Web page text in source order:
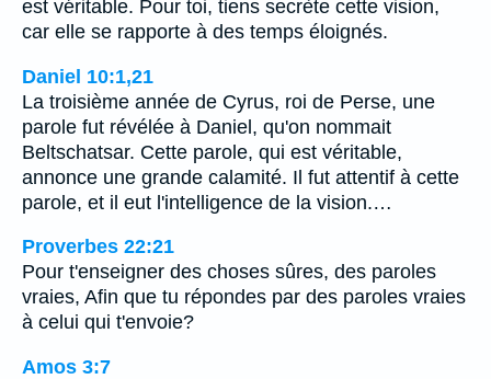
est véritable. Pour toi, tiens secrète cette vision,
car elle se rapporte à des temps éloignés.
Daniel 10:1,21
La troisième année de Cyrus, roi de Perse, une
parole fut révélée à Daniel, qu'on nommait
Beltschatsar. Cette parole, qui est véritable,
annonce une grande calamité. Il fut attentif à cette
parole, et il eut l'intelligence de la vision.…
Proverbes 22:21
Pour t'enseigner des choses sûres, des paroles
vraies, Afin que tu répondes par des paroles vraies
à celui qui t'envoie?
Amos 3:7